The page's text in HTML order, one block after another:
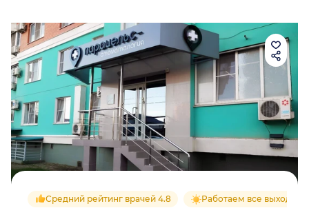
Средний рейтинг врачей 4.8 Работаем все выходные